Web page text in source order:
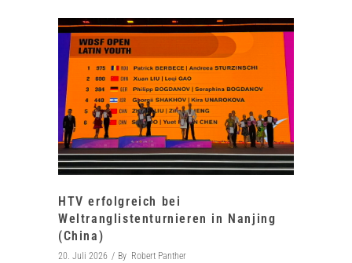
HTV erfolgreich bei
Weltranglistenturnieren in Nanjing
(China)
20. Juli 2026 By Robert Panther